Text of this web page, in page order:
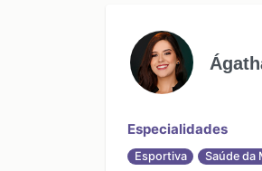
Especialidades
Esportiva Saúde da